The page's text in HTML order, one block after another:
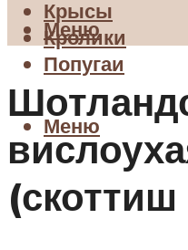
Крысы
Кролики
Попугаи
Меню
Меню